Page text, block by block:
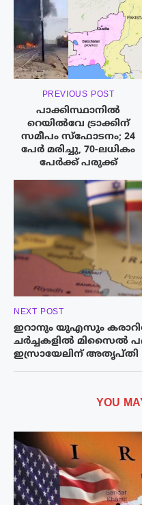
PREVIOUS POST
പാക്കിസ്ഥാനിൽ
റെയിൽവേ ട്രാക്കിന്
സമീപം സ്ഫോടനം; 24
പേർ മരിച്ചു, 70-ലധികം
പേർക്ക് പരുക്ക്
NEXT POST
ഇറാനും യുഎസും
ചർച്ചകളിൽ മിസൈൽ
ഇസ്രായേലിന് അതൃപ്തി
YOU